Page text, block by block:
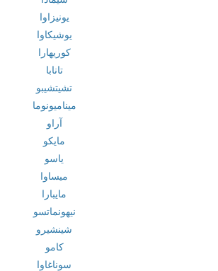
يونيزاوا
يوشيكاوا
كوريهارا
تانابا
تشيتشيبو
ميناميونوما
آراو
مايكو
ياسو
ميساوا
مايبارا
نيهونماتسو
شينشيرو
كامو
سوناغاوا